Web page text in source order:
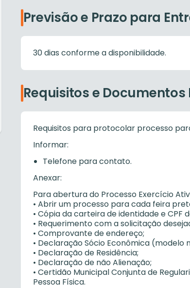
Previsão e Prazo para
30 dias conforme a disponibilidade.
Requisitos e
Requisitos para protocolar processo
Informar:
Telefone para contato.
Anexar:
Para abertura do Processo Exercício
• Abrir um processo para cada feira
• Cópia da carteira de identidade e CPF
• Requerimento com a solicitação
• Comprovante de endereço;
• Declaração Sócio Econômica (modelo
• Declaração de Residência;
• Declaração de não Alienação;
• Certidão Municipal Conjunta de
Pessoa Física.